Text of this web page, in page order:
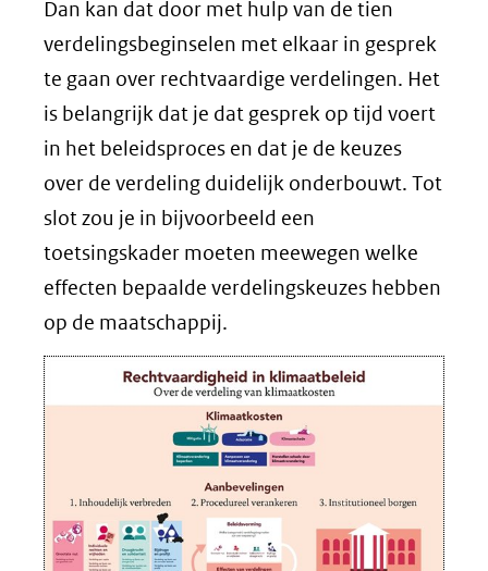
Dan kan dat door met hulp van de tien
verdelingsbeginselen met elkaar in gesprek
te gaan over rechtvaardige verdelingen. Het
is belangrijk dat je dat gesprek op tijd voert
in het beleidsproces en dat je de keuzes
over de verdeling duidelijk onderbouwt. Tot
slot zou je in bijvoorbeeld een
toetsingskader moeten meewegen welke
effecten bepaalde verdelingskeuzes hebben
op de maatschappij.